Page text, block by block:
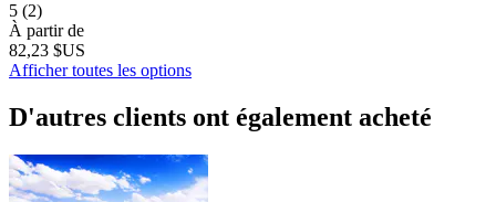
5 (2)
À partir de
82,23 $US
Afficher toutes les options
D'autres clients ont également acheté